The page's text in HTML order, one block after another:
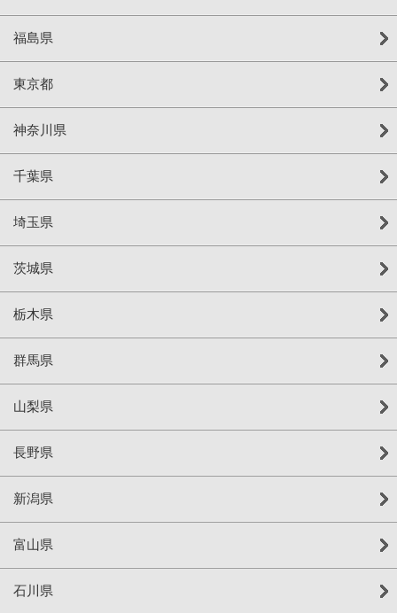
福島県
東京都
神奈川県
千葉県
埼玉県
茨城県
栃木県
群馬県
山梨県
長野県
新潟県
富山県
石川県